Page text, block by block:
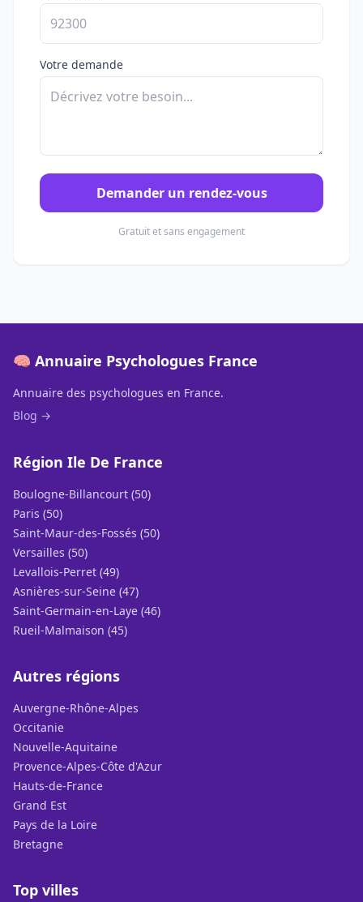
Votre demande
Demander un rendez-vous
Gratuit et sans engagement
🧠 Annuaire Psychologues France
Annuaire des psychologues en France.
Blog →
Région Ile De France
Boulogne-Billancourt (50)
Paris (50)
Saint-Maur-des-Fossés (50)
Versailles (50)
Levallois-Perret (49)
Asnières-sur-Seine (47)
Saint-Germain-en-Laye (46)
Rueil-Malmaison (45)
Autres régions
Auvergne-Rhône-Alpes
Occitanie
Nouvelle-Aquitaine
Provence-Alpes-Côte d'Azur
Hauts-de-France
Grand Est
Pays de la Loire
Bretagne
Top villes